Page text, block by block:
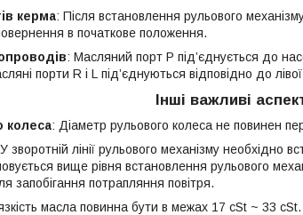
керма: Після встановлення рульового
в початкове положення.
: Масляний порт P під’єднується до
порти R і L під’єднуються відповідно до
Інші важливі
колеса: Діаметр рульового колеса не повинен
зворотній лінії рульового механізму необхідно
вище рівня встановлення рульового
запобігання потрапляння повітря.
масла повинна бути в межах 17 cSt ~ 33